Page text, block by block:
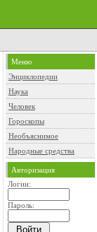
Меню
Энциклопедии
Наука
Человек
Гороскопы
Необъяснимое
Народные средства
Авторизация
Логин:
Пароль: